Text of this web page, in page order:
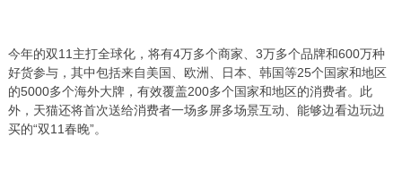
今年的双11主打全球化，将有4万多个商家、3万多个品牌和600万种
好货参与，其中包括来自美国、欧洲、日本、韩国等25个国家和地区
的5000多个海外大牌，有效覆盖200多个国家和地区的消费者。此
外，天猫还将首次送给消费者一场多屏多场景互动、能够边看边玩边
买的“双11春晚”。